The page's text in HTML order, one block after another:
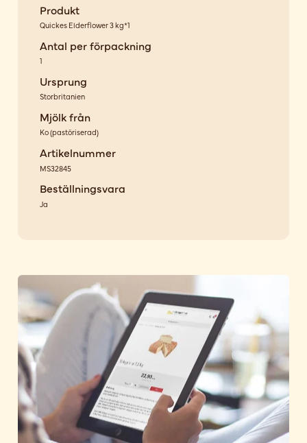
Produkt
Quickes Elderflower 3 kg*1
Antal per förpackning
1
Ursprung
Storbritanien
Mjölk från
Ko(pastöriserad)
Artikelnummer
MS32845
Beställningsvara
Ja